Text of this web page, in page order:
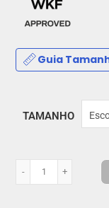
Guia
TAMANHO
- +